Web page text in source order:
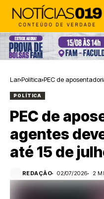
Lar Política PEC de
POLÍTICA
PEC de
agentes
até 15 de
REDAÇÃO 02/07/2026 2